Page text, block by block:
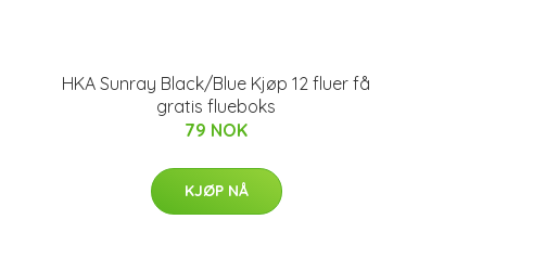
HKA Sunray Black/Blue Kjøp 12 fluer få
gratis flueboks
79 NOK
KJØP NÅ